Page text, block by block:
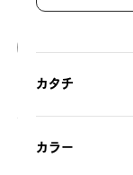
カタチ
カラー
OWNDAYS | SUN